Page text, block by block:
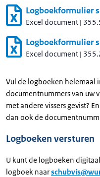
Logboekformulier
Excel document |
Logboekformulier
Excel document |
Vul de logboeken helemaal
documentnummers van uw
met andere vissers gevist?
dan ook de
Logboeken versturen
U kunt de logboeken
logboek naar